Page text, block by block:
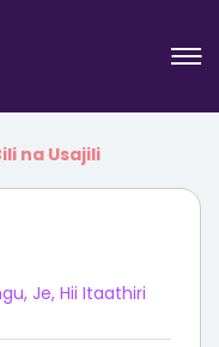
na Usajili
Je, Hii Itaathiri